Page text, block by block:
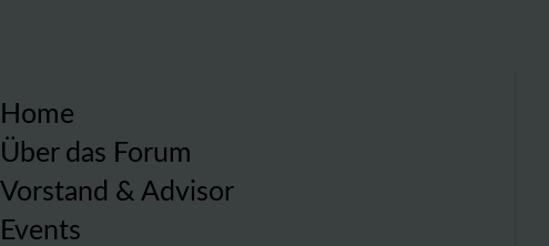
Home
Über das Forum
Vorstand & Advisor
Events